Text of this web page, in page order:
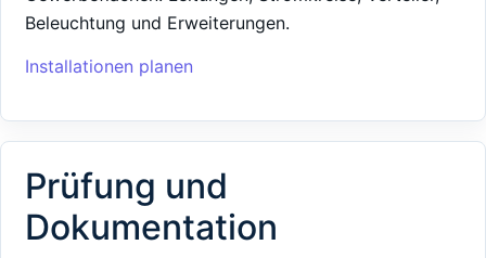
Beleuchtung und Erweiterungen.
Installationen planen
Prüfung und
Dokumentation